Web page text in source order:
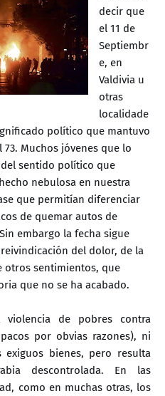
decir que
el 11 de
Septiembr
e, en
Valdivia u
otras
localidade
político que mantuvo
Muchos jóvenes que lo
sentido político que
nebulosa en nuestra
que permitían diferenciar
de quemar autos de
embargo la fecha sigue
del dolor, de la
otros sentimientos, que
que no se ha acabado.
de pobres contra
por obvias razones), ni
bienes, pero resulta
descontrolada. En las
como en muchas otras, los